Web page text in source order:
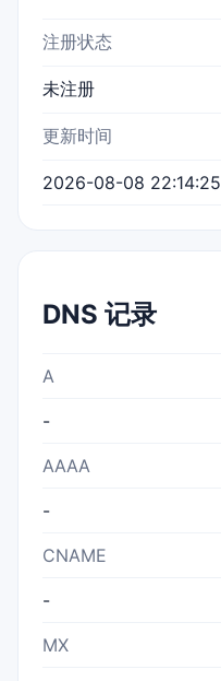
注册状态
未注册
更新时间
2026-08-08 22:14:25
DNS 记录
A
-
AAAA
-
CNAME
-
MX